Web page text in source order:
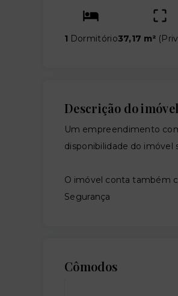
1 Dormitório37,17 m² (
Descrição do imóvel
Um empreendimento
disponibilidade do imóvel
O imóvel conta também
Segurança
Cômodos